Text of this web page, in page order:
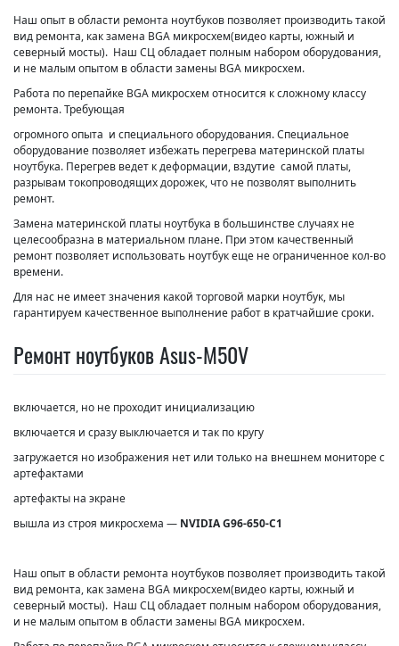
Наш опыт в области ремонта ноутбуков позволяет производить такой
вид ремонта, как замена BGA микросхем(видео карты, южный и
северный мосты). Наш СЦ обладает полным набором оборудования,
и не малым опытом в области замены BGA микросхем.
Работа по перепайке BGA микросхем относится к сложному классу
ремонта. Требующая
огромного опыта и специального оборудования. Специальное
оборудование позволяет избежать перегрева материнской платы
ноутбука. Перегрев ведет к деформации, вздутие самой платы,
разрывам токопроводящих дорожек, что не позволят выполнить
ремонт.
Замена материнской платы ноутбука в большинстве случаях не
целесообразна в материальном плане. При этом качественный
ремонт позволяет использовать ноутбук еще не ограниченное кол-во
времени.
Для нас не имеет значения какой торговой марки ноутбук, мы
гарантируем качественное выполнение работ в кратчайшие сроки.
Ремонт ноутбуков Asus-M50V
включается, но не проходит инициализацию
включается и сразу выключается и так по кругу
загружается но изображения нет или только на внешнем мониторе с
артефактами
артефакты на экране
вышла из строя микросхема — NVIDIA G96-650-C1
Наш опыт в области ремонта ноутбуков позволяет производить такой
вид ремонта, как замена BGA микросхем(видео карты, южный и
северный мосты). Наш СЦ обладает полным набором оборудования,
и не малым опытом в области замены BGA микросхем.